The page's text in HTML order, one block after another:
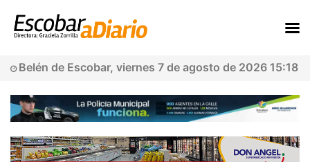
Belén de Escobar, viernes 7 de agosto de 2026 15:18